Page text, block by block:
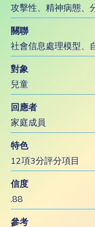
攻擊性、精神病態、
關聯
社會信息處理模型、
對象
兒童
回應者
家庭成員
特色
12項3分評分項目
信度
.88
參考